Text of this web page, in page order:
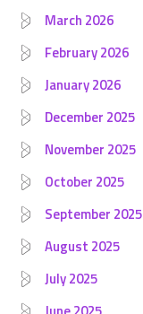
March 2026
February 2026
January 2026
December 2025
November 2025
October 2025
September 2025
August 2025
July 2025